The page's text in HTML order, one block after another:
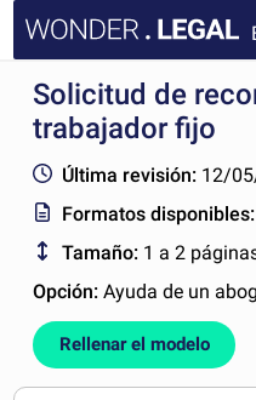
INICIO
FAQ
MI CUENTA
Solicitud de
trabajador fijo
Última revisión: 12/
Formatos
Tamaño: 1 a 2
Opción:Ayuda de un
Rellenar el modelo